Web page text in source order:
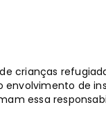
crianças
de
essa